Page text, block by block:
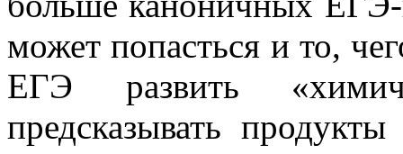
может попасться и то,
ЕГЭ развить
предсказывать